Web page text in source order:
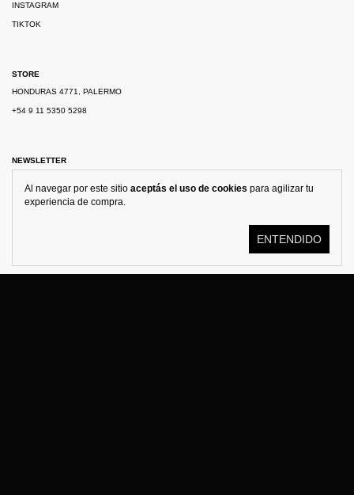
Al navegar por este sitio aceptás el uso de cookies para agilizar tu
experiencia de compra.
ENTENDIDO
INSTAGRAM
TIKTOK
STORE
HONDURAS 4771, PALERMO
+54 9 11 5350 5298
NEWSLETTER